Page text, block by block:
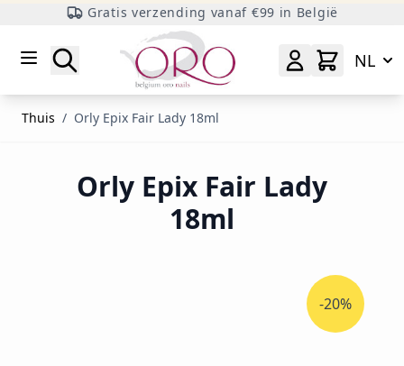
Gratis verzending vanaf €99 in België
Zoeken
NL
Thuis / Orly Epix Fair Lady 18ml
Orly Epix Fair Lady
18ml
-20%